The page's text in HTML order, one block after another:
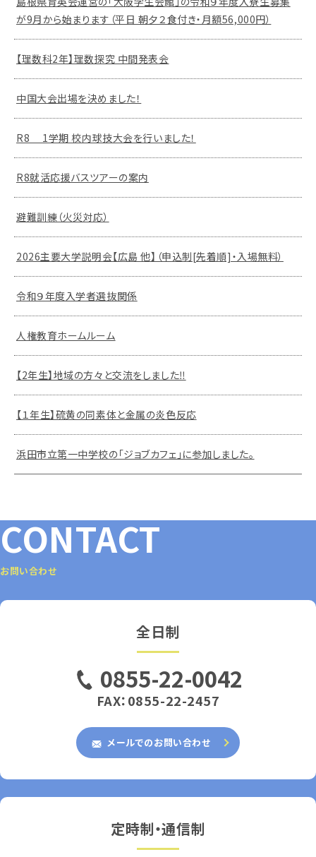
が9月から始まります（平日 朝夕２食付き・月額56,000円）
【理数科2年】理数探究 中間発表会
中国大会出場を決めました！
R8 1学期 校内球技大会を行いました！
R8就活応援バスツアーの案内
避難訓練（火災対応）
2026主要大学説明会【広島 他】（申込制[先着順]・入場無料）
令和９年度入学者選抜関係
人権教育ホームルーム
【2年生】地域の方々と交流をしました‼
【１年生】硫黄の同素体と金属の炎色反応
浜田市立第一中学校の「ジョブカフェ」に参加しました。
CONTACT
お問い合わせ
全日制
0855-22-0042
FAX：0855-22-2457
メールでのお問い合わせ
定時制・通信制